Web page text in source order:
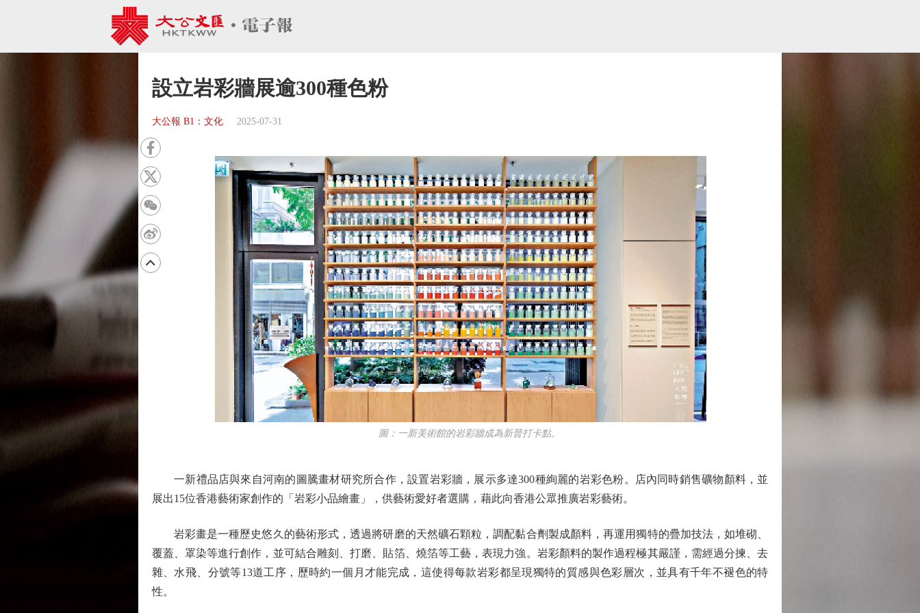
設立岩彩牆展逾300種色粉
大公報 B1：文化 2025-07-31
圖：一新美術館的岩彩牆成為新晉打卡點。
一新禮品店與來自河南的圖騰畫材研究所合作，設置岩彩牆，展示多達300種絢麗的岩彩色粉。店內同時銷售礦物顏料，並
展出15位香港藝術家創作的「岩彩小品繪畫」，供藝術愛好者選購，藉此向香港公眾推廣岩彩藝術。
岩彩畫是一種歷史悠久的藝術形式，透過將研磨的天然礦石顆粒，調配黏合劑製成顏料，再運用獨特的疊加技法，如堆砌、
覆蓋、罩染等進行創作，並可結合雕刻、打磨、貼箔、燒箔等工藝，表現力強。岩彩顏料的製作過程極其嚴謹，需經過分揀、去
雜、水飛、分號等13道工序，歷時約一個月才能完成，這使得每款岩彩都呈現獨特的質感與色彩層次，並具有千年不褪色的特
性。